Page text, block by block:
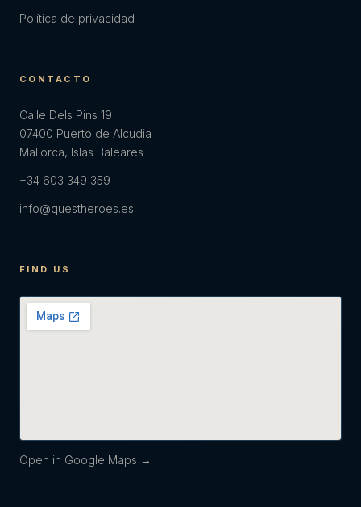
Política de privacidad
CONTACTO
Calle Dels Pins 19
07400 Puerto de Alcudia
Mallorca, Islas Baleares
+34 603 349 359
info@questheroes.es
FIND US
Open in Google Maps →